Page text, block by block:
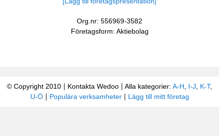
Org.nr: 556969-3582
Företagsform: Aktiebolag
© Copyright 2010 Kontakta Wedoo Alla kategorier: A-H I-J K-T,
U-Ö
Populära verksamheter Lägg till mitt företag